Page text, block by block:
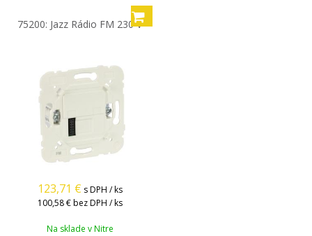
75200: Jazz Rádio FM 230 V
123,71 € s DPH / ks
100,58 € bez DPH / ks
Na sklade v Nitre